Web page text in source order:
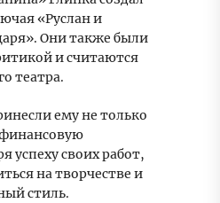
«Руслан и
Они также были
и считаются
театра.
ему не только
успеху своих работ,
на творчестве и
стиль.